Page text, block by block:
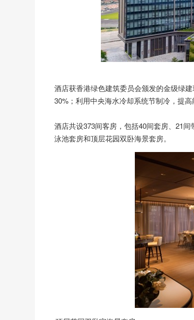
酒店获香港绿色建筑委员会颁发的金级绿
30%；利用中央海水冷却系统节制冷，提
酒店共设373间客房，包括40间套房、21
泳池套房和顶层花园双卧海景套房。